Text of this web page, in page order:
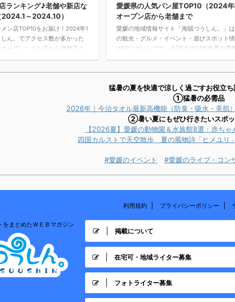
ランキング♪老舗や新店な
～2024.10）
ン店TOP10をお届け！2024年1
ん。でアクセス数が多かった
ープンしたお店から老舗店ま
ランキング形式でご紹介しま
愛媛県の人気パン屋TOP10（2024
オープン店から老舗まで
愛媛の地域情報サイト「海賊つうしん。」
の観光・グルメ・イベント・遊びスポット
WEBマガジンです。今回は2024年春夏の愛
屋TOP10をお届け！新規オープンしたお店
猛暑の夏を快適で涼しく過ごすお役立ち
①猛暑の必需品
2026年｜今治タオル最新高機能（防臭・吸水・美肌
②暑い夏にもぜひ行きたいスポッ
【2026夏】愛媛の動物園＆水族館8選：赤ち
四国カルストで天空散歩 夏の風物詩「ヒメユリ
#愛媛のイベント #愛媛のライブ・コン
利用規約 プライバシーポリシー
掲載について
在宅可・地域ライター募集
フォトライター募集
まとめたＷＥＢマガジン